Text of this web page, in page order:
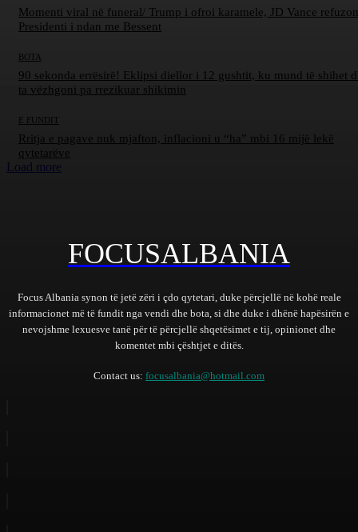
Momenti viral në funeral/ Trump i ofroi karamele, JD Vance
Presidenti i ndan me Bessent
BOTA
90 sekonda errësirë! Eklipsi diellor i 12 gushtit, ku mund të shihet
ta vëzhgoni pa rrezikuar shikimin
E FUNDIT
Rritja e pagave nuk mjafton, inflacioni u “ha” mbi 16 mijë lekë
qytetarëve
Load more
FOCUSALBANIA
Focus Albania synon të jetë zëri i çdo qytetari, duke përcjellë në kohë reale
informacionet më të fundit nga vendi dhe bota, si dhe duke i dhënë hapësirën e
nevojshme lexuesve tanë për të përcjellë shqetësimet e tij, opinionet dhe
komentet mbi çështjet e ditës.
Contact us: focusalbania@hotmail.com